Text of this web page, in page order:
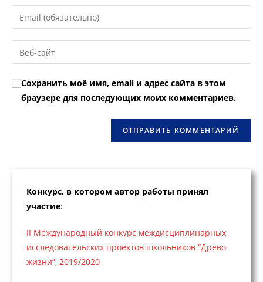
имя
или
пользователя,
чтобы
прокомментировать
Введите
свой
email-
адрес,
прокомментировать
Введите
URL
вашего
веб-
сайта
Сохранить моё имя, email и адрес сайта в этом
браузере для последующих моих комментариев.
Конкурс, в котором автор работы принял
участие:
II Международный конкурс междисциплинарных
исследовательских проектов школьников “Древо
жизни”, 2019/2020